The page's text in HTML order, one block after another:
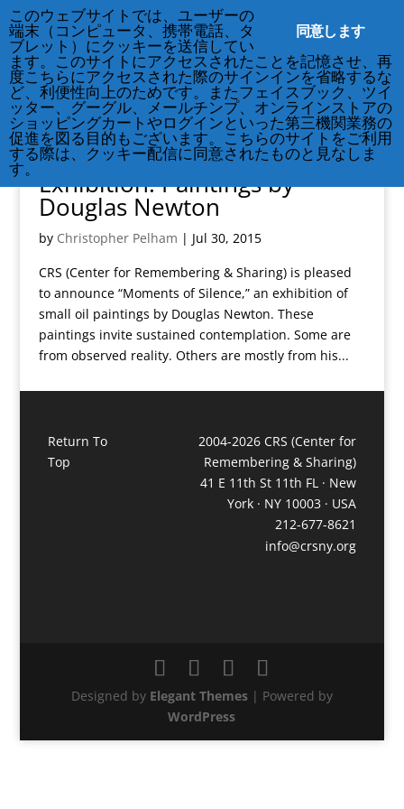
212-677-8621 info@crsny.org
Exhibition: Paintings by
Douglas Newton
by Christopher Pelham | Jul 30, 2015
CRS (Center for Remembering & Sharing) is pleased
to announce “Moments of Silence,” an exhibition of
small oil paintings by Douglas Newton. These
paintings invite sustained contemplation. Some are
from observed reality. Others are mostly from his...
Return To
Top
2004-2026 CRS (Center for
Remembering & Sharing)
41 E 11th St 11th FL · New
York · NY 10003 · USA
212-677-8621
info@crsny.org
Designed by Elegant Themes| Powered by
WordPress
同意します
このウェブサイトでは、ユーザーの
端末（コンピュータ、携帯電話、タ
ブレット）にクッキーを送信してい
ます。このサイトにアクセスされたことを記憶させ、再
度こちらにアクセスされた際のサインインを省略するな
ど、利便性向上のためです。またフェイスブック、ツイ
ッター、グーグル、メールチンプ、オンラインストアの
ショッピングカートやログインといった第三機関業務の
促進を図る目的もございます。こちらのサイトをご利用
する際は、クッキー配信に同意されたものと見なしま
す。